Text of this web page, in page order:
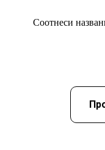
Соотнеси